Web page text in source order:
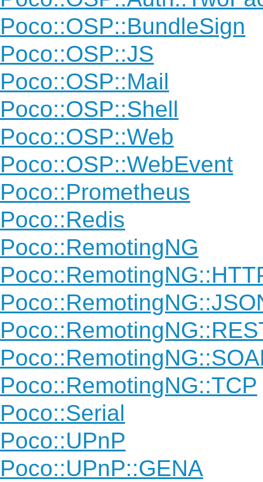
Poco::OSP::BundleSign
Poco::OSP::JS
Poco::OSP::Mail
Poco::OSP::Shell
Poco::OSP::Web
Poco::OSP::WebEvent
Poco::Prometheus
Poco::Redis
Poco::RemotingNG
Poco::RemotingNG::TCP
Poco::Serial
Poco::UPnP
Poco::UPnP::GENA